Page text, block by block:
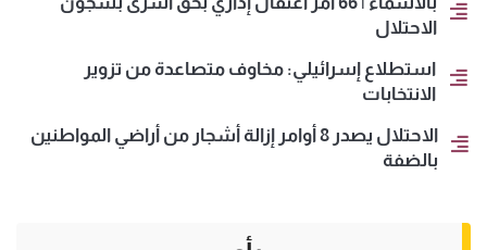
الاحتلال
استطلاع إسرائيلي: مخاوف متصاعدة من تزوير
الانتخابات
الاحتلال يصدر 8 أوامر إزالة أشجار من أراضي المواطنين
بالضفة